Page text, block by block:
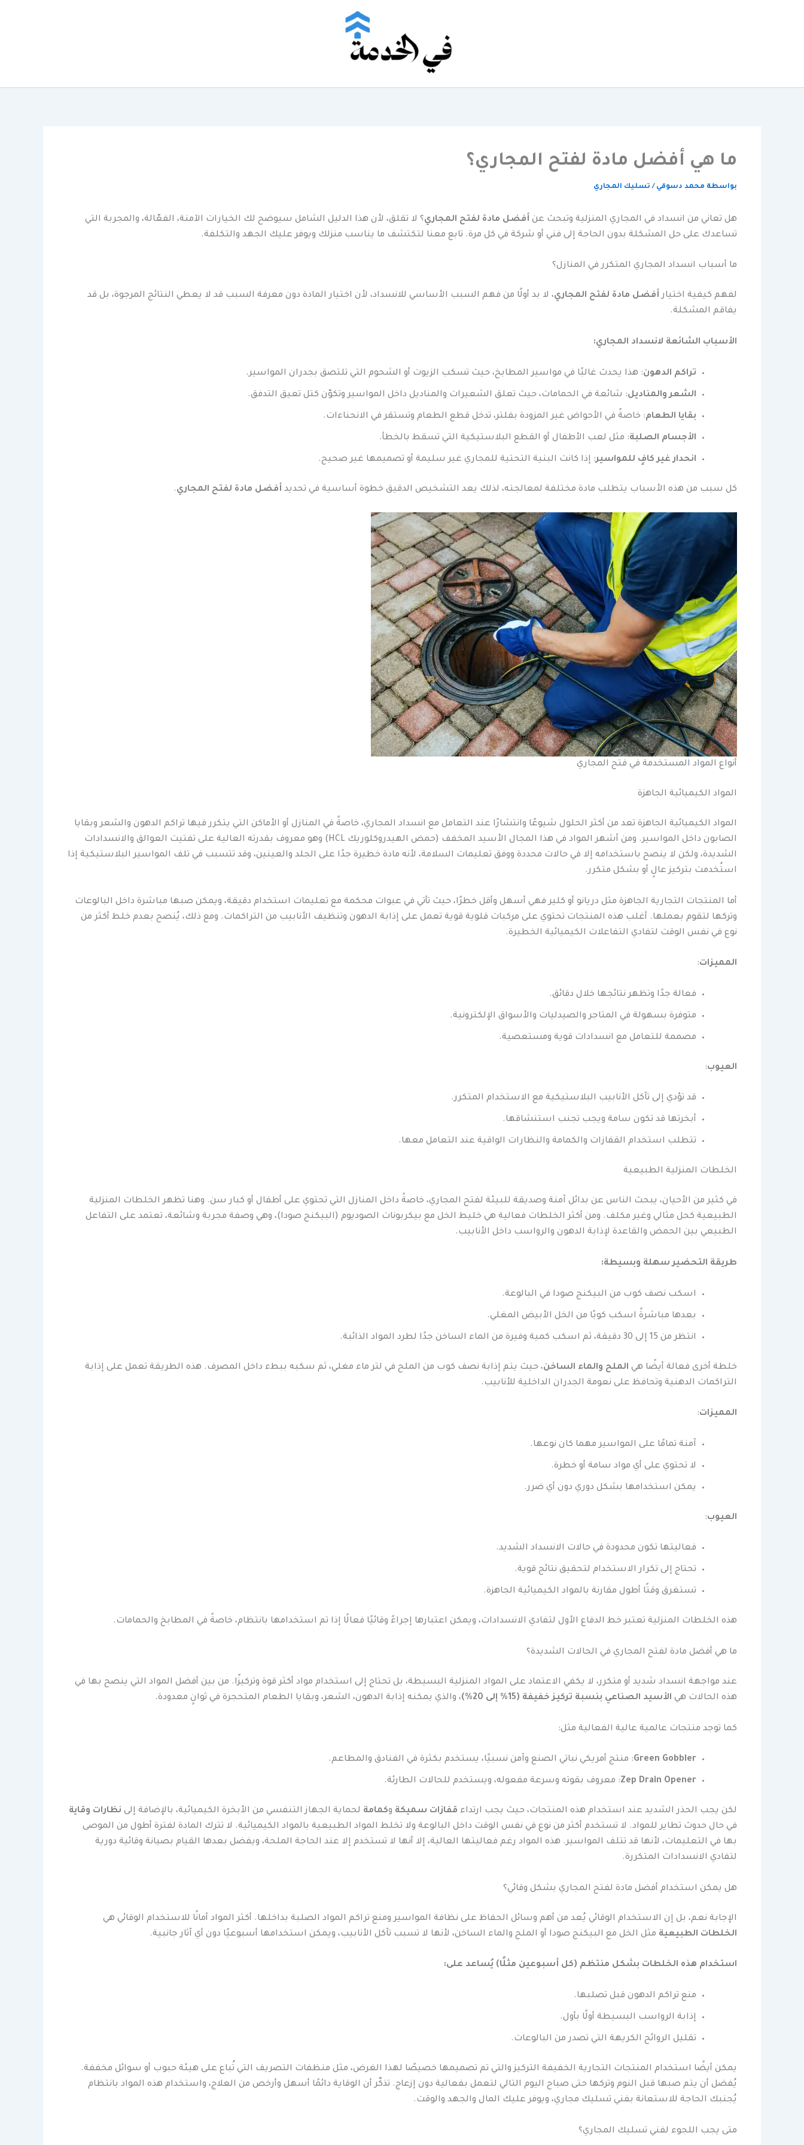
ما هي أفضل مادة لفتح المجاري؟
بواسطة محمد دسوقي/ تسليك المجاري
هل تعاني من انسداد في المجاري المنزلية وتبحث عن أفضل مادة لفتح المجاري؟ لا تقلق، لأن هذا الدليل الشامل سيوضح لك الخيارات الآمنة، الفعّالة، والمجربة التي
تساعدك على حل المشكلة بدون الحاجة إلى فني أو شركة في كل مرة. تابع معنا لتكتشف ما يناسب منزلك ويوفر عليك الجهد والتكلفة.
ما أسباب انسداد المجاري المتكرر في المنازل؟
لفهم كيفية اختيارأفضل مادة لفتح المجاري، لا بد أولًا من فهم السبب الأساسي للانسداد، لأن اختيار المادة دون معرفة السبب قد لا يعطي النتائج المرجوة، بل قد
يفاقم المشكلة.
الأسباب الشائعة لانسداد المجاري:
تراكم الدهون: هذا يحدث غالبًا في مواسير المطابخ، حيث تسكب الزيوت أو الشحوم التي تلتصق بجدران المواسير.
الشعر والمناديل: شائعة في الحمامات، حيث تعلق الشعيرات والمناديل داخل المواسير وتكوّن كتل تعيق التدفق.
بقايا الطعام: خاصةً في الأحواض غير المزودة بفلتر، تدخل قطع الطعام وتستقر في الانحناءات.
الأجسام الصلبة: مثل لعب الأطفال أو القطع البلاستيكية التي تسقط بالخطأ.
انحدار غير كافٍ للمواسير: إذا كانت البنية التحتية للمجاري غير سليمة أو تصميمها غير صحيح.
كل سبب من هذه الأسباب يتطلب مادة مختلفة لمعالجته، لذلك يعد التشخيص الدقيق خطوة أساسية في تحديد أفضل مادة لفتح المجاري.
أنواع المواد المستخدمة في فتح المجاري
المواد الكيميائية الجاهزة
المواد الكيميائية الجاهزة تعد من أكثر الحلول شيوعًا وانتشارًا عند التعامل مع انسداد المجاري، خاصةً في المنازل أو الأماكن التي يتكرر فيها تراكم الدهون والشعر وبقايا
الصابون داخل المواسير. ومن أشهر المواد في هذا المجال الأسيد المخفف (حمض الهيدروكلوريك HCL) وهو معروف بقدرته العالية على تفتيت العوالق والانسدادات
الشديدة، ولكن لا ينصح باستخدامه إلا في حالات محددة ووفق تعليمات السلامة، لأنه مادة خطيرة جدًا على الجلد والعينين، وقد تتسبب في تلف المواسير البلاستيكية إذا
استُخدمت بتركيز عالٍ أو بشكل متكرر.
أما المنتجات التجارية الجاهزة مثل دريانو أو كلير فهي أسهل وأقل خطرًا، حيث تأتي في عبوات محكمة مع تعليمات استخدام دقيقة، ويمكن صبها مباشرة داخل البالوعات
وتركها لتقوم بعملها. أغلب هذه المنتجات تحتوي على مركبات قلوية قوية تعمل على إذابة الدهون وتنظيف الأنابيب من التراكمات. ومع ذلك، يُنصح بعدم خلط أكثر من
نوع في نفس الوقت لتفادي التفاعلات الكيميائية الخطيرة.
المميزات:
فعالة جدًا وتظهر نتائجها خلال دقائق.
متوفرة بسهولة في المتاجر والصيدليات والأسواق الإلكترونية.
مصممة للتعامل مع انسدادات قوية ومستعصية.
العيوب:
قد تؤدي إلى تآكل الأنابيب البلاستيكية مع الاستخدام المتكرر.
أبخرتها قد تكون سامة ويجب تجنب استنشاقها.
تتطلب استخدام القفازات والكمامة والنظارات الواقية عند التعامل معها.
الخلطات المنزلية الطبيعية
في كثير من الأحيان، يبحث الناس عن بدائل آمنة وصديقة للبيئة لفتح المجاري، خاصةً داخل المنازل التي تحتوي على أطفال أو كبار سن. وهنا تظهر الخلطات المنزلية
الطبيعية كحل مثالي وغير مكلف. ومن أكثر الخلطات فعالية هي خليط الخل مع بيكربونات الصوديوم (البيكنج صودا)، وهي وصفة مجربة وشائعة، تعتمد على التفاعل
الطبيعي بين الحمض والقاعدة لإذابة الدهون والرواسب داخل الأنابيب.
طريقة التحضير سهلة وبسيطة:
اسكب نصف كوب من البيكنج صودا في البالوعة.
بعدها مباشرةً اسكب كوبًا من الخل الأبيض المغلي.
انتظر من 15 إلى 30 دقيقة، ثم اسكب كمية وفيرة من الماء الساخن جدًا لطرد المواد الذائبة.
خلطة أخرى فعالة أيضًا هي الملح والماء الساخن، حيث يتم إذابة نصف كوب من الملح في لتر ماء مغلي، ثم سكبه ببطء داخل المصرف. هذه الطريقة تعمل على إذابة
التراكمات الدهنية وتحافظ على نعومة الجدران الداخلية للأنابيب.
المميزات:
آمنة تمامًا على المواسير مهما كان نوعها.
لا تحتوي على أي مواد سامة أو خطرة.
يمكن استخدامها بشكل دوري دون أي ضرر.
العيوب:
فعاليتها تكون محدودة في حالات الانسداد الشديد.
تحتاج إلى تكرار الاستخدام لتحقيق نتائج قوية.
تستغرق وقتًا أطول مقارنة بالمواد الكيميائية الجاهزة.
هذه الخلطات المنزلية تعتبر خط الدفاع الأول لتفادي الانسدادات، ويمكن اعتبارها إجراءً وقائيًا فعالًا إذا تم استخدامها بانتظام، خاصةً في المطابخ والحمامات.
ما هي أفضل مادة لفتح المجاري في الحالات الشديدة؟
عند مواجهة انسداد شديد أو متكرر، لا يكفي الاعتماد على المواد المنزلية البسيطة، بل تحتاج إلى استخدام مواد أكثر قوة وتركيزًا. من بين أفضل المواد التي ينصح بها في
هذه الحالات هي الأسيد الصناعي بنسبة تركيز خفيفة (15% إلى 20%) ، والذي يمكنه إذابة الدهون، الشعر، وبقايا الطعام المتحجرة في ثوانٍ معدودة.
كما توجد منتجات عالمية عالية الفعالية مثل:
Green Gobbler: منتج أمريكي نباتي الصنع وآمن نسبيًا، يستخدم بكثرة في الفنادق والمطاعم.
Zep Drain Opener: معروف بقوته وسرعة مفعوله، ويستخدم للحالات الطارئة.
لكن يجب الحذر الشديد عند استخدام هذه المنتجات، حيث يجب ارتداء قفازات سميكة وكمامة لحماية الجهاز التنفسي من الأبخرة الكيميائية، بالإضافة إلى نظارات وقاية
في حال حدوث تطاير للمواد. لا تستخدم أكثر من نوع في نفس الوقت داخل البالوعة ولا تخلط المواد الطبيعية بالمواد الكيميائية. لا تترك المادة لفترة أطول من الموصى
بها في التعليمات، لأنها قد تتلف المواسير. هذه المواد رغم فعاليتها العالية، إلا أنها لا تستخدم إلا عند الحاجة الملحة، ويفضل بعدها القيام بصيانة وقائية دورية
لتفادي الانسدادات المتكررة.
هل يمكن استخدام أفضل مادة لفتح المجاري بشكل وقائي؟
الإجابة نعم، بل إن الاستخدام الوقائي يُعد من أهم وسائل الحفاظ على نظافة المواسير ومنع تراكم المواد الصلبة بداخلها. أكثر المواد أمانًا للاستخدام الوقائي هي
الخلطات الطبيعية مثل الخل مع البيكنج صودا أو الملح والماء الساخن، لأنها لا تسبب تآكل الأنابيب، ويمكن استخدامها أسبوعيًا دون أي آثار جانبية.
استخدام هذه الخلطات بشكل منتظم (كل أسبوعين مثلًا) يُساعد على:
منع تراكم الدهون قبل تصلبها.
إذابة الرواسب البسيطة أولًا بأول.
تقليل الروائح الكريهة التي تصدر من البالوعات.
يمكن أيضًا استخدام المنتجات التجارية الخفيفة التركيز والتي تم تصميمها خصيصًا لهذا الغرض، مثل منظفات التصريف التي تُباع على هيئة حبوب أو سوائل مخففة.
يُفضل أن يتم صبها قبل النوم وتركها حتى صباح اليوم التالي لتعمل بفعالية دون إزعاج. تذكّر أن الوقاية دائمًا أسهل وأرخص من العلاج، واستخدام هذه المواد بانتظام
يُجنبك الحاجة للاستعانة بفني تسليك مجاري، ويوفر عليك المال والجهد والوقت.
متى يجب اللجوء لفني تسليك المجاري؟